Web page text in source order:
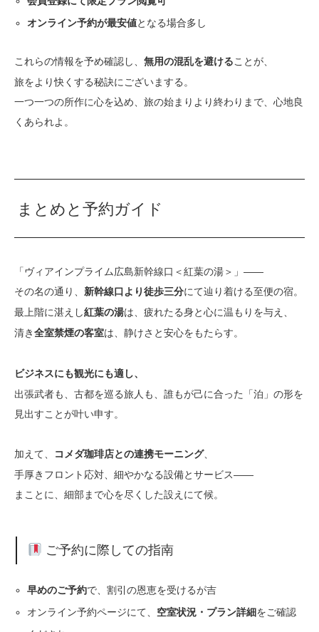
オンライン予約が最安値となる場合多し
これらの情報を予め確認し、 無用の混乱を避ける ことが、
旅をより快くする秘訣にございまする。
一つ一つの所作に心を込め、旅の始まりより終わりまで、心地良
くあられよ。
まとめと予約ガイド
「ヴィアインプライム広島新幹線口＜紅葉の湯＞」――
その名の通り、 新幹線口より徒歩三分にて辿り着ける至便の宿。
最上階に湛えし紅葉の湯は、疲れたる身と心に温もりを与え、
清き 全室禁煙の客室は、静けさと安心をもたらす。
ビジネスにも観光にも適し、
出張武者も、古都を巡る旅人も、誰もが己に合った「泊」の形を
見出すことが叶い申す。
加えて、 コメダ珈琲店との連携モーニング、
手厚きフロント応対、細やかなる設備とサービス――
まことに、細部まで心を尽くした設えにて候。
ご予約に際しての指南
早めのご予約で、割引の恩恵を受けるが吉
オンライン予約ページにて、 空室状況・プラン詳細 をご確認